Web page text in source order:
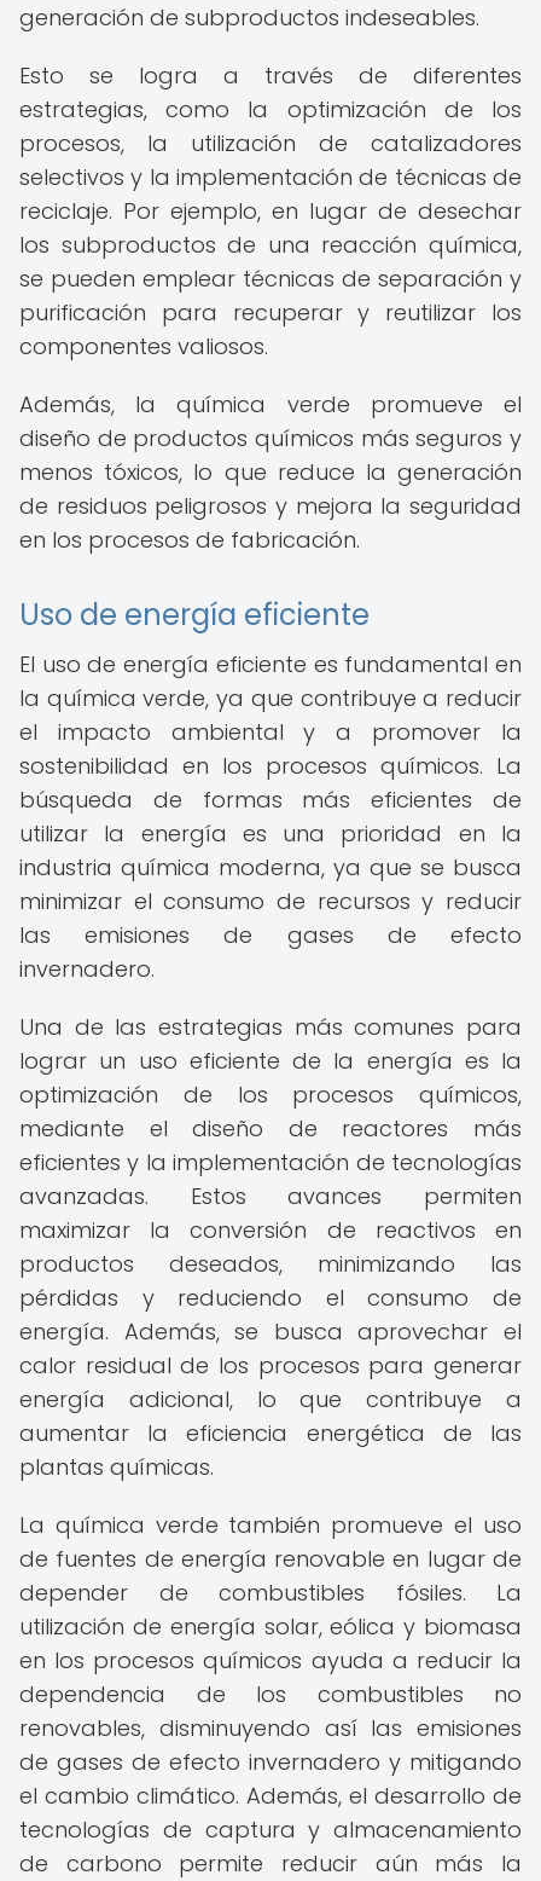
generación de subproductos indeseables.
Esto se logra a través de diferentes
estrategias, como la optimización de los
procesos, la utilización de catalizadores
selectivos y la implementación de técnicas de
reciclaje. Por ejemplo, en lugar de desechar
los subproductos de una reacción química,
se pueden emplear técnicas de separación y
purificación para recuperar y reutilizar los
componentes valiosos.
Además, la química verde promueve el
diseño de productos químicos más seguros y
menos tóxicos, lo que reduce la generación
de residuos peligrosos y mejora la seguridad
en los procesos de fabricación.
Uso de energía eficiente
El uso de energía eficiente es fundamental en
la química verde, ya que contribuye a reducir
el impacto ambiental y a promover la
sostenibilidad en los procesos químicos. La
búsqueda de formas más eficientes de
utilizar la energía es una prioridad en la
industria química moderna, ya que se busca
minimizar el consumo de recursos y reducir
las emisiones de gases de efecto
invernadero.
Una de las estrategias más comunes para
lograr un uso eficiente de la energía es la
optimización de los procesos químicos,
mediante el diseño de reactores más
eficientes y la implementación de tecnologías
avanzadas. Estos avances permiten
maximizar la conversión de reactivos en
productos deseados, minimizando las
pérdidas y reduciendo el consumo de
energía. Además, se busca aprovechar el
calor residual de los procesos para generar
energía adicional, lo que contribuye a
aumentar la eficiencia energética de las
plantas químicas.
La química verde también promueve el uso
de fuentes de energía renovable en lugar de
depender de combustibles fósiles. La
utilización de energía solar, eólica y biomasa
en los procesos químicos ayuda a reducir la
dependencia de los combustibles no
renovables, disminuyendo así las emisiones
de gases de efecto invernadero y mitigando
el cambio climático. Además, el desarrollo de
tecnologías de captura y almacenamiento
de carbono permite reducir aún más la